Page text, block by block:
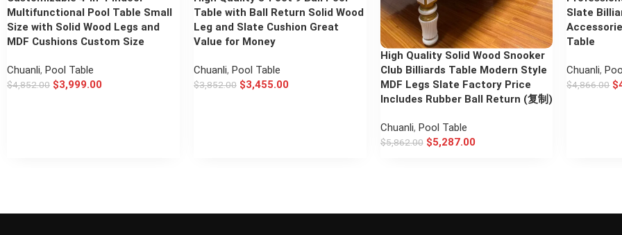
Multifunctional Pool Table Small
Size with Solid Wood Legs and
MDF Cushions Custom Size
Chuanli, Pool Table
$4,852.00 $3,999.00
Table with Ball Return Solid Wood
Leg and Slate Cushion Great
Value for Money
Chuanli, Pool Table
$3,852.00 $3,455.00
High Quality Solid Wood Snooker
Club Billiards Table Modern Style
MDF Legs Slate Factory Price
Includes Rubber Ball Return (复制)
Chuanli, Pool Table
$5,862.00 $5,287.00
Slate
Table
Chuanli,
$4,866.00 $